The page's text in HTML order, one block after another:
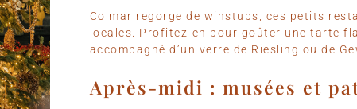
Colmar regorge de winstubs, ces petits
locales. Profitez-en pour goûter une tarte
accompagné d’un verre de Riesling ou de
Après-midi : musées et